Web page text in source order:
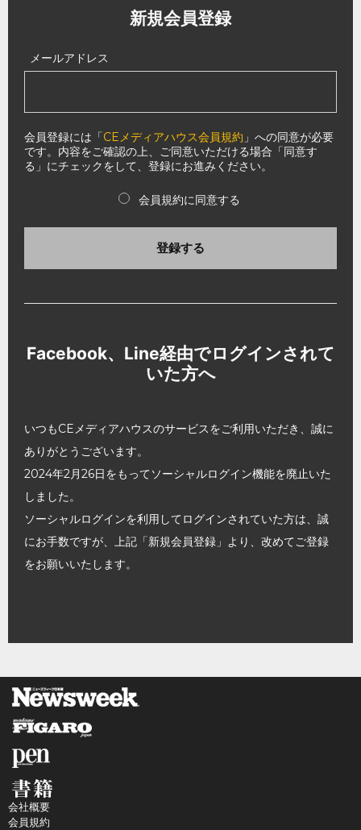
新規会員登録
メールアドレス
会員登録には「CEメディアハウス会員規約 」への同意が必要
です。内容をご確認の上、ご同意いただける場合「同意す
る」にチェックをして、登録にお進みください。
会員規約に同意する
登録する
Facebook、Line経由でログインされて
いた方へ
いつもCEメディアハウスのサービスをご利用いただき、誠に
ありがとうございます。
2024年2月26日をもってソーシャルログイン機能を廃止いた
しました。
ソーシャルログインを利用してログインされていた方は、誠
にお手数ですが、上記「新規会員登録」より、改めてご登録
をお願いいたします。
会社概要
会員規約